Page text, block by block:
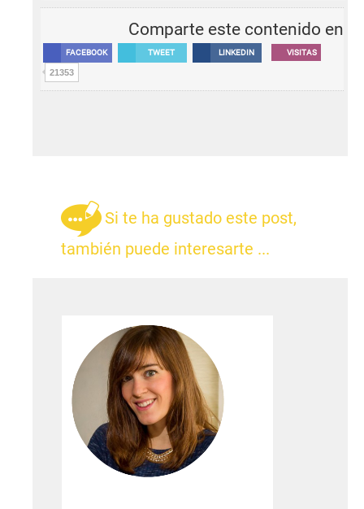
Comparte este contenido en
FACEBOOK TWEET LINKEDIN VISITAS
21353
Si te ha gustado este post,
también puede interesarte ...